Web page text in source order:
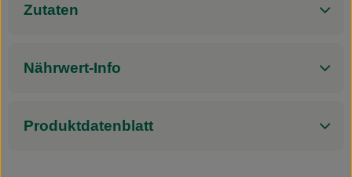
Zutaten
Nährwert-Info
Produktdatenblatt